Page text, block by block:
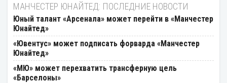
МАНЧЕСТЕР ЮНАЙТЕД: ПОСЛЕДНИЕ НОВОСТИ
Юный талант «Арсенала» может перейти в «Манчестер
Юнайтед»
«Ювентус» может подписать форварда «Манчестер
Юнайтед»
«МЮ» может перехватить трансферную цель
«Барселоны»